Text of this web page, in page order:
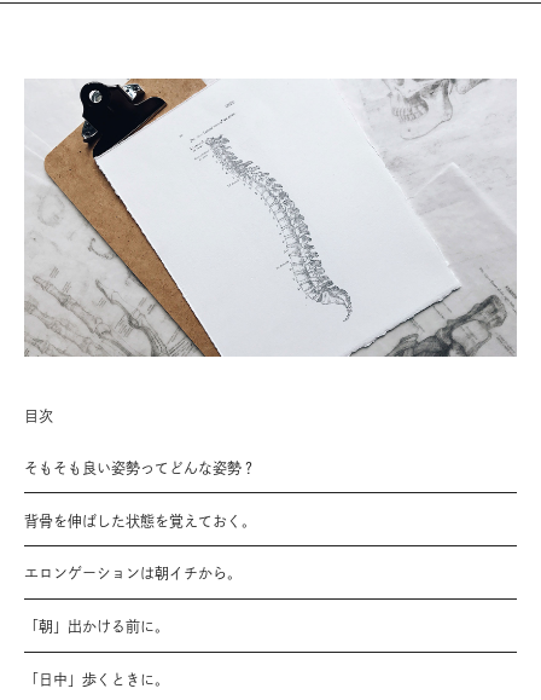
目次
そもそも良い姿勢ってどんな姿勢？
背骨を伸ばした状態を覚えておく。
エロンゲーションは朝イチから。
「朝」出かける前に。
「日中」歩くときに。